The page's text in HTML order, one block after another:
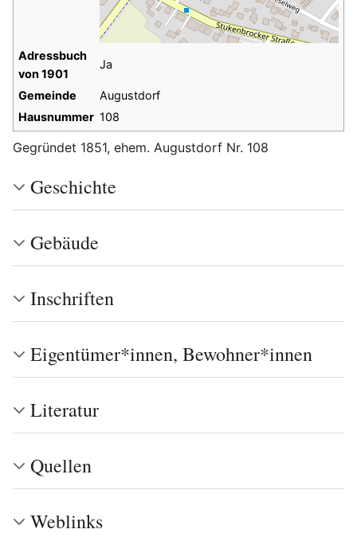
Adressbuch
von 1901
Ja
Gemeinde
Augustdorf
Hausnummer 108
Gegründet 1851, ehem. Augustdorf Nr. 108
Geschichte
Gebäude
Inschriften
Eigentümer*innen, Bewohner*innen
Literatur
Quellen
Weblinks